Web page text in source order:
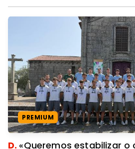
PREMIUM
D. «Queremos estabilizar o